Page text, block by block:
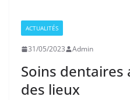
ACTUALITÉS
31/05/2023 Admin
Soins dentaires
des lieux